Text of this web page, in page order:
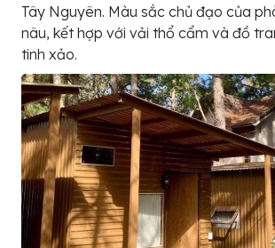
Tây Nguyên. Màu sắc chủ đạo của
nâu, kết hợp với vải thổ cẩm và đồ
tinh xảo.